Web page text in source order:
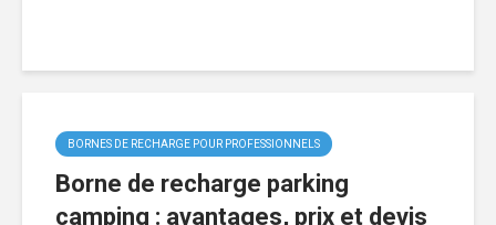
BORNES DE RECHARGE POUR PROFESSIONNELS
Borne de recharge parking
camping : avantages, prix et devis